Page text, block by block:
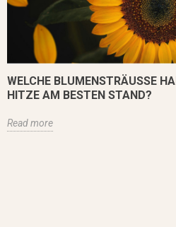
WELCHE BLUMENSTRÄUSSE
TZE AM BESTEN STAND?
Read more